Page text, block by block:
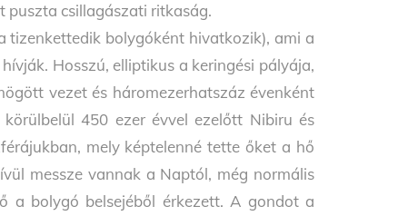
puszta csillagászati ritkaság.
tizenkettedik bolygóként hivatkozik), ami a
Hosszú, elliptikus a keringési pályája,
vezet és háromezerhatszáz évenként
450 ezer évvel ezelőtt Nibiru és
mely képtelenné tette őket a hő
messze vannak a Naptól, még normális
a bolygó belsejéből érkezett. A gondot a